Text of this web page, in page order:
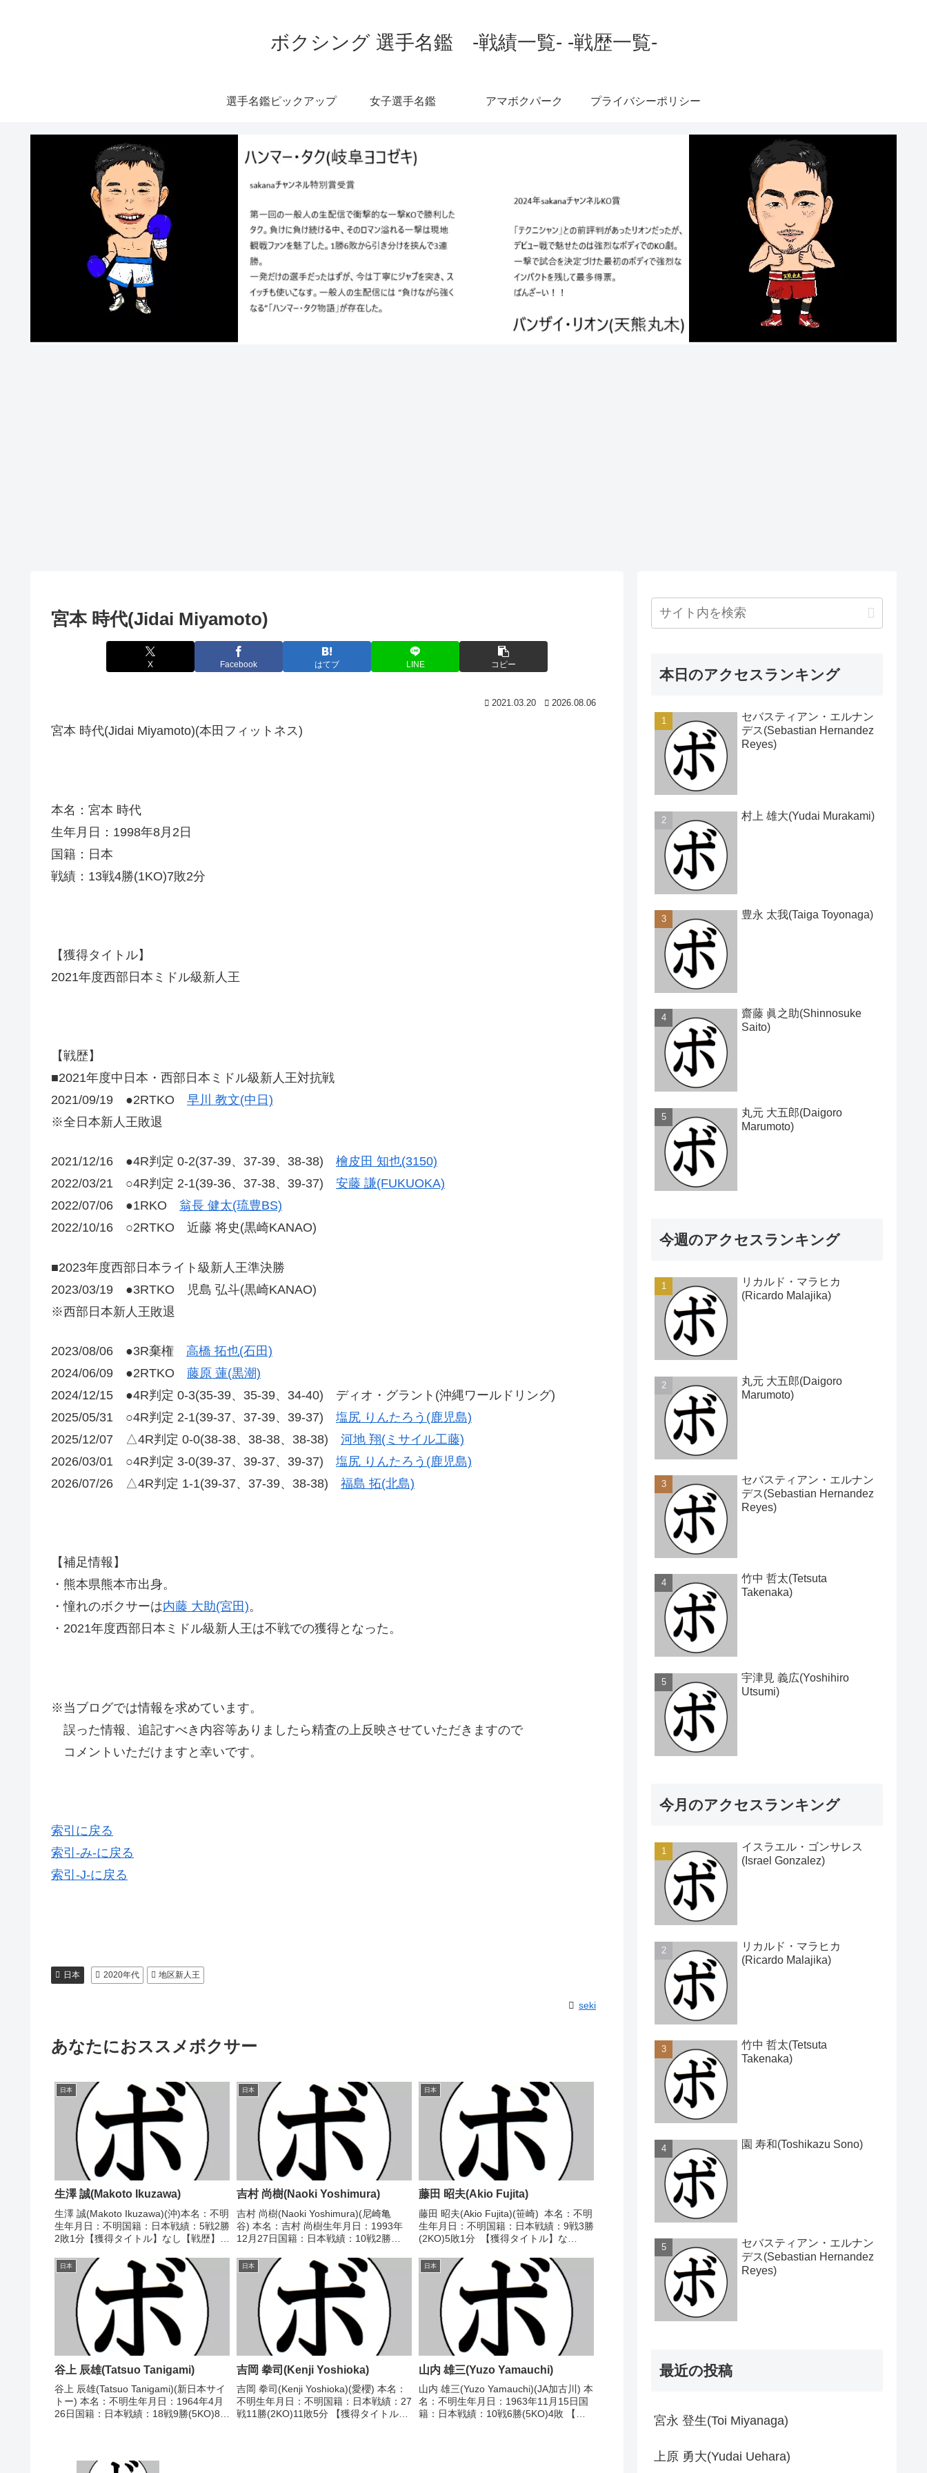
ボクシング 選手名鑑 -戦績一覧- -戦歴一覧-
選手名鑑ピックアップ 女子選手名鑑 アマボクパーク プライバシーポリシー
宮本 時代(Jidai Miyamoto)
X Facebook はてブ LINE コピー
2021.03.20 2026.08.06
宮本 時代(Jidai Miyamoto)(本田フィットネス)
本名：宮本 時代
生年月日：1998年8月2日
国籍：日本
戦績：13戦4勝(1KO)7敗2分
【獲得タイトル】
2021年度西部日本ミドル級新人王
【戦歴】
■2021年度中日本・西部日本ミドル級新人王対抗戦
2021/09/19 ●2RTKO 早川 教文(中日)
※全日本新人王敗退
2021/12/16 ●4R判定 0-2(37-39、37-39、38-38) 檜皮田 知也(3150)
2022/03/21 ○4R判定 2-1(39-36、37-38、39-37) 安藤 謙(FUKUOKA)
2022/07/06 ●1RKO 翁長 健太(琉豊BS)
2022/10/16 ○2RTKO 近藤 将史(黒崎KANAO)
■2023年度西部日本ライト級新人王準決勝
2023/03/19 ●3RTKO 児島 弘斗(黒崎KANAO)
※西部日本新人王敗退
2023/08/06 ●3R棄権 高橋 拓也(石田)
2024/06/09 ●2RTKO 藤原 蓮(黒潮)
2024/12/15 ●4R判定 0-3(35-39、35-39、34-40) ディオ・グラント(沖縄ワールドリング)
2025/05/31 ○4R判定 2-1(39-37、37-39、39-37) 塩尻 りんたろう(鹿児島)
2025/12/07 △4R判定 0-0(38-38、38-38、38-38) 河地 翔(ミサイル工藤)
2026/03/01 ○4R判定 3-0(39-37、39-37、39-37) 塩尻 りんたろう(鹿児島)
2026/07/26 △4R判定 1-1(39-37、37-39、38-38) 福島 拓(北島)
【補足情報】
・熊本県熊本市出身。
・憧れのボクサーは内藤 大助(宮田)。
・2021年度西部日本ミドル級新人王は不戦での獲得となった。
※当ブログでは情報を求めています。
誤った情報、追記すべき内容等ありましたら精査の上反映させていただきますので
コメントいただけますと幸いです。
索引に戻る
索引-み-に戻る
索引-J-に戻る
日本 2020年代 地区新人王
seki
あなたにおススメボクサー
日本
生澤 誠(Makoto Ikuzawa)
生澤 誠(Makoto Ikuzawa)(沖)本名：不明
生年月日：不明国籍：日本戦績：5戦2勝
2敗1分【獲得タイトル】なし【戦歴】
昌人(協栄札幌赤坂)2000/05/15 ○4R判
定 (...
日本
吉村 尚樹(Naoki Yoshimura)
吉村 尚樹(Naoki Yoshimura)(尼崎亀
谷) 本名：吉村 尚樹生年月日：1993年
12月27日国籍：日本戦績：10戦2勝
し 【戦歴】2014/04/06 △4R判定 1-
1(39-38、38...
日本
藤田 昭夫(Akio Fujita)
藤田 昭夫(Akio Fujita)(笹崎) 本名：不明
生年月日：不明国籍：日本戦績：9戦3勝
(2KO)5敗1分 【獲得タイトル】な
良信(暁)1966/05/12 △4R判定 (採点...
日本
谷上 辰雄(Tatsuo Tanigami)
谷上 辰雄(Tatsuo Tanigami)(新日本サイ
トー) 本名：不明生年月日：1964年4月
26日国籍：日本戦績：18戦9勝(5KO)8敗
日本
吉岡 拳司(Kenji Yoshioka)
吉岡 拳司(Kenji Yoshioka)(愛櫻) 本名：
不明生年月日：不明国籍：日本戦績：27
戦11勝(2KO)11敗5分 【獲得タイトル】
日本
山内 雄三(Yuzo Yamauchi)
山内 雄三(Yuzo Yamauchi)(JA加古川) 本
名：不明生年月日：1963年11月15日国
籍：日本戦績：10戦6勝(5KO)4敗 【獲
本日のアクセスランキング
セバスティアン・エルナン
デス(Sebastian Hernandez
Reyes)
村上 雄大(Yudai Murakami)
豊永 太我(Taiga Toyonaga)
齋藤 眞之助(Shinnosuke
Saito)
丸元 大五郎(Daigoro
Marumoto)
今週のアクセスランキング
リカルド・マラヒカ
(Ricardo Malajika)
丸元 大五郎(Daigoro
Marumoto)
セバスティアン・エルナン
デス(Sebastian Hernandez
Reyes)
竹中 哲太(Tetsuta
Takenaka)
宇津見 義広(Yoshihiro
Utsumi)
今月のアクセスランキング
イスラエル・ゴンサレス
(Israel Gonzalez)
リカルド・マラヒカ
(Ricardo Malajika)
竹中 哲太(Tetsuta
Takenaka)
園 寿和(Toshikazu Sono)
セバスティアン・エルナン
デス(Sebastian Hernandez
Reyes)
最近の投稿
宮永 登生(Toi Miyanaga)
上原 勇大(Yudai Uehara)